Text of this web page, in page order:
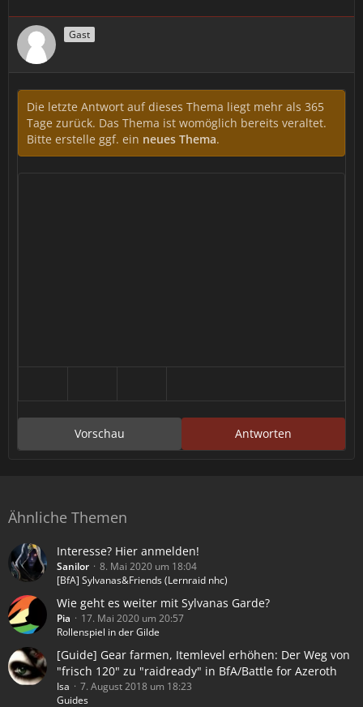
Gast
Die letzte Antwort auf dieses Thema liegt mehr als 365
Tage zurück. Das Thema ist womöglich bereits veraltet.
Bitte erstelle ggf. ein neues Thema.
Antworten
Vorschau
Ähnliche Themen
Interesse? Hier anmelden!
Sanilor
8. Mai 2020 um 18:04
[BfA] Sylvanas&Friends (Lernraid nhc)
Wie geht es weiter mit Sylvanas Garde?
Pia
17. Mai 2020 um 20:57
Rollenspiel in der Gilde
[Guide] Gear farmen, Itemlevel erhöhen: Der Weg von
"frisch 120" zu "raidready" in BfA/Battle for Azeroth
Isa
7. August 2018 um 18:23
Guides